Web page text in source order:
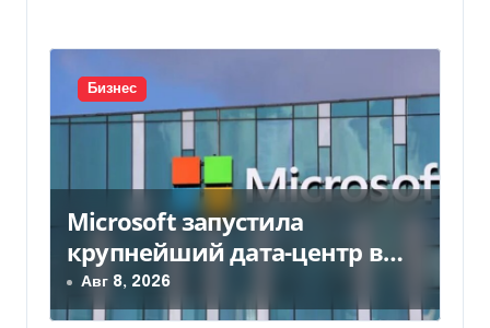
Бизнес
Microsoft запустила
крупнейший дата-центр в
Индии за $20,5 миллиарда
Авг 8, 2026